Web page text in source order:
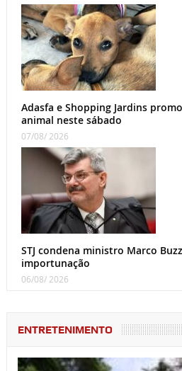
Adasfa e Shopping Jardins
animal neste sábado
07/08/ 2026
STJ condena ministro Marco
importunação
06/08/ 2026
ENTRETENIMENTO